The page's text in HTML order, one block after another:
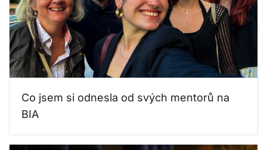
Co jsem si odnesla od svých mentorů na
BIA